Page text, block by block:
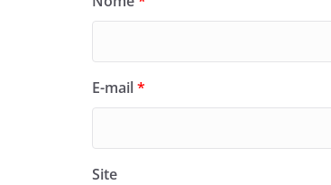
E-mail*
Site